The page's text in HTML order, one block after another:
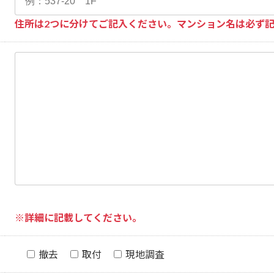
住所は2つに分けてご記入ください。マンション名は必ず
※詳細に記載してください。
撤去 取付 現地調査